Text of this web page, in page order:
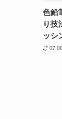
色鉛
り技
ッシ